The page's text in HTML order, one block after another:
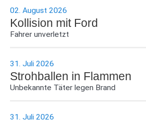
02. August 2026
Kollision mit Ford
Fahrer unverletzt
31. Juli 2026
Strohballen in Flammen
Unbekannte Täter legen Brand
31. Juli 2026